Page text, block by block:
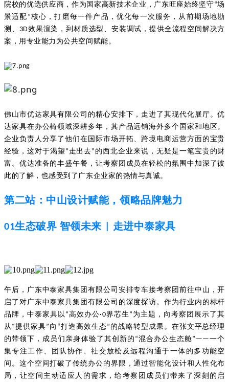
院校的优选供应商，作为国家高新技术企业，广东旺座始终坚守“场
景适配”核心，打磨每一件产品，优化每一次服务，从前期场地勘
测、3D效果渲染，到材质选型、安装调试，提供全流程空间解决方
案，用专业能力为公共空间赋能。
佛山市优达家具有限公司的精心安排下，走进了其现代化展厅。优
达家具在办公椅领域深耕多年，其产品远销海外多个国家和地区。
企业负责人分享了他们在国际市场开拓、跨境电商运营方面的宝贵
经验，这对于渴望“走出去”的西北企业来说，无疑是一笔宝贵的财
富。优达准备的丰盛午餐，让考察团成员在轻松的氛围中加深了彼
此的了解，也感受到了广东企业家的热情与真诚。
第二站：中山设计赋能，领略品牌魅力
01生态破界 智领未来 走进中泰家具
午后，广东中泰家具集团有限公司安排专车接考察团前往中山，开
启了对广东中泰家具集团有限公司的深度探访。作为行业内的标杆
品牌，中泰家具以“高效办公·0界芯生”为主题，向考察团展示了其
从“提供家具”向“打造高效生态”的战略转型成果。在张文平总经理
的带领下，成员们亲身体验了其创新的“混合办公生态舱”——一个
集专注工作、团队协作、社交放松及远程沟通于一体的多功能空
间。这个空间打破了传统办公的界限，通过智能化设计和人性化布
局，让空间主动适应人的需求，给考察团成员们带来了深刻的启